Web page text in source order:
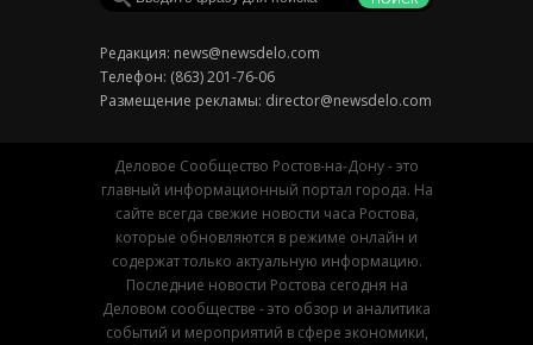
Редакция: news@newsdelo.com
Телефон: (863) 201-76-06
Размещение рекламы: director@newsdelo.com
Деловое Сообщество Ростов-на-Дону - это
главный информационный портал города. На
сайте всегда свежие новости часа Ростова,
которые обновляются в режиме онлайн и
содержат только актуальную информацию.
Последние новости Ростова сегодня на
Деловом сообществе - это обзор и аналитика
событий и мероприятий в сфере экономики,